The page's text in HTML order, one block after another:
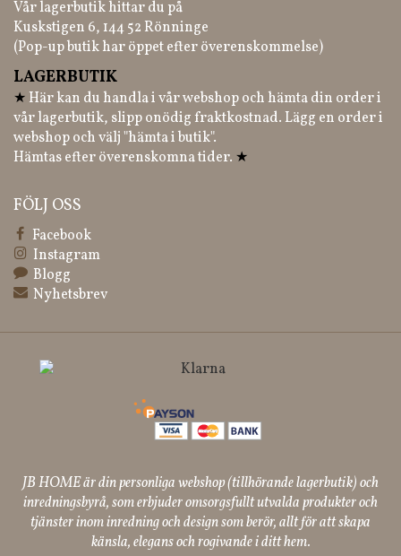
Vår lagerbutik hittar du på
Kuskstigen 6, 144 52 Rönninge
(Pop-up butik har öppet efter överenskommelse)
LAGERBUTIK
★ Här kan du handla i vår webshop och hämta din order i
vår lagerbutik, slipp onödig fraktkostnad. Lägg en order i
webshop och välj "hämta i butik".
Hämtas efter överenskomna tider. ★
FÖLJ OSS
Facebook
Instagram
Blogg
Nyhetsbrev
JB HOME är din personliga webshop (tillhörande lagerbutik) och
inredningsbyrå, som erbjuder omsorgsfullt utvalda produkter och
tjänster inom inredning och design som berör, allt för att skapa
känsla, elegans och rogivande i ditt hem.